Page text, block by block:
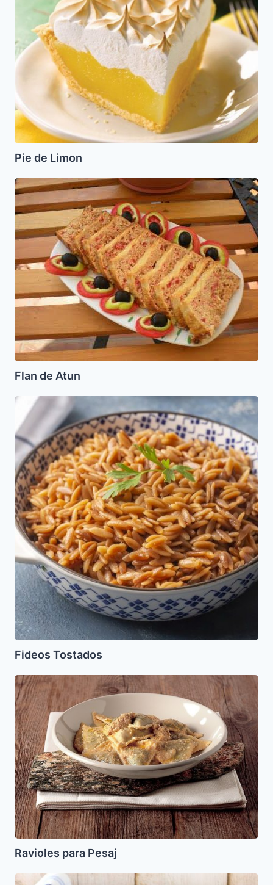
Pie de Limon
Flan
de
Atun
Flan de Atun
Fideos
Tostados
Fideos Tostados
Ravioles
para
Pesaj
Ravioles para Pesaj
Banana